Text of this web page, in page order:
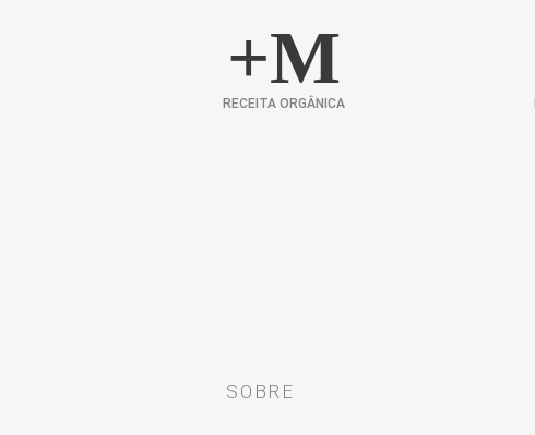
+M
RECEITA ORGÂNICA
SOBRE